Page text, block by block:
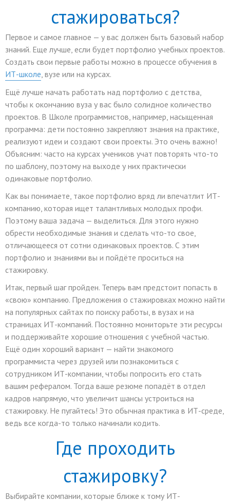
стажироваться?
Первое и самое главное — у вас должен быть базовый набор
знаний. Еще лучше, если будет портфолио учебных проектов.
Создать свои первые работы можно в процессе обучения в
ИТ-школе, вузе или на курсах.
Ещё лучше начать работать над портфолио с детства,
чтобы к окончанию вуза у вас было солидное количество
проектов. В Школе программистов, например, насыщенная
программа: дети постоянно закрепляют знания на практике,
реализуют идеи и создают свои проекты. Это очень важно!
Объясним: часто на курсах учеников учат повторять что-то
по шаблону, поэтому на выходе у них практически
одинаковые портфолио.
Как вы понимаете, такое портфолио вряд ли впечатлит ИТ-
компанию, которая ищет талантливых молодых профи.
Поэтому ваша задача — выделиться. Для этого нужно
обрести необходимые знания и сделать что-то свое,
отличающееся от сотни одинаковых проектов. С этим
портфолио и знаниями вы и пойдёте проситься на
стажировку.
Итак, первый шаг пройден. Теперь вам предстоит попасть в
«свою» компанию. Предложения о стажировках можно найти
на популярных сайтах по поиску работы, в вузах и на
страницах ИТ-компаний. Постоянно мониторьте эти ресурсы
и поддерживайте хорошие отношения с учебной частью.
Ещё один хороший вариант — найти знакомого
программиста через друзей или познакомиться с
сотрудником ИТ-компании, чтобы попросить его стать
вашим рефералом. Тогда ваше резюме попадёт в отдел
кадров напрямую, что увеличит шансы устроиться на
стажировку. Не пугайтесь! Это обычная практика в ИТ-среде,
ведь все когда-то только начинали кодить.
Где проходить
стажировку?
Выбирайте компании, которые ближе к тому ИТ-